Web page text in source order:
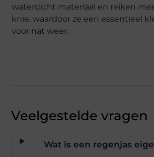
waterdicht materiaal en reiken
knie, waardoor ze een essentieel
voor nat weer.
Veelgestelde vragen
Wat is een regenjas